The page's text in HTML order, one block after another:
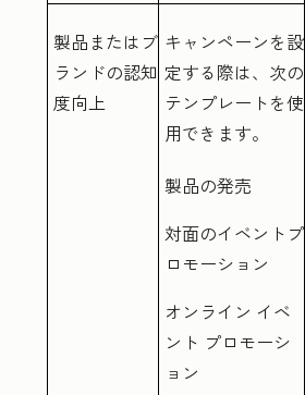
製品またはブ
ランドの認知
度向上
キャンペーンを設
定する際は、次の
テンプレートを使
用できます。
製品の発売
対面のイベントプ
ロモーション
オンライン イベ
ント プロモーシ
ョン